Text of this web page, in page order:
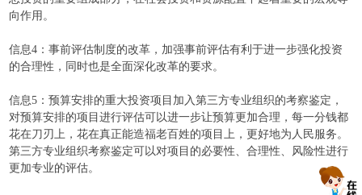
向作用。
信息4：事前评估制度的改革，加强事前评估有利于进一步强化投资
的合理性，同时也是全面深化改革的要求。
信息5：预算安排的重大投资项目加入第三方专业组织的考察鉴定，
对预算安排的项目进行评估可以进一步让预算更加合理，每一分钱都
花在刀刃上，花在真正能造福老百姓的项目上，更好地为人民服务。
第三方专业组织考察鉴定可以对项目的必要性、合理性、风险性进行
更加专业的评估。